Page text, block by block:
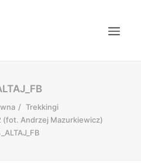
Trekkingi
(fot. Andrzej Mazurkiewicz)